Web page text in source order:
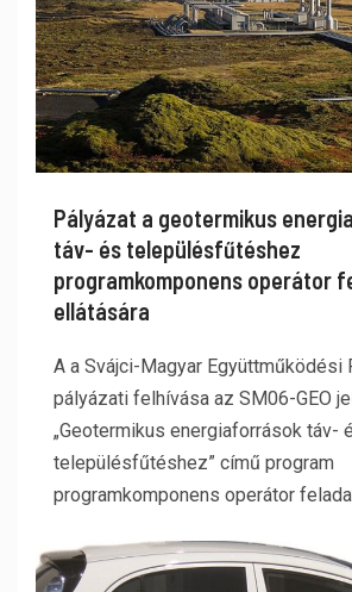
Pályázat a geotermikus
táv- és településfűtéshez
programkomponens operátor
ellátására
A a Svájci-Magyar Együttműködési
pályázati felhívása az SM06-GEO
„Geotermikus energiaforrások táv-
településfűtéshez” című program
programkomponens operátor